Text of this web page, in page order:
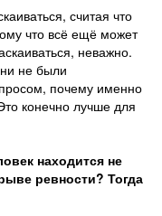
считая что
что всё ещё может
неважно.
не были
почему именно
конечно лучше для
находится не
ревности? Тогда